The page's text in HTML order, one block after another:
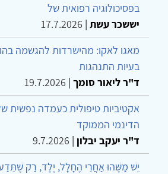
בפסיכולוגיה רפואית של
יששכר עשת |
17.7.2026
מאגו לאקו: מהישרדות להגשמה
בעיות התנהגות
ד"ר ליאור סומך |
19.7.2026
אקטיביות טיפולית כעמדה נפשית
הדינמי הממוקד
ד"ר יעקב יבלון |
9.7.2026
יֵשׁ מַשֶּׁהוּ אַחֲרֵי הֶחָלָל, יֶלֶד, רַק